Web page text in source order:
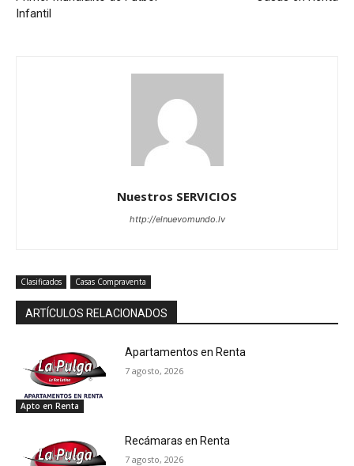
Infantil
Nuestros SERVICIOS
http://elnuevomundo.lv
Clasificados Casas Compraventa
ARTÍCULOS RELACIONADOS
Apto en Renta
Apartamentos en Renta
7 agosto, 2026
Recámaras en Renta
7 agosto, 2026